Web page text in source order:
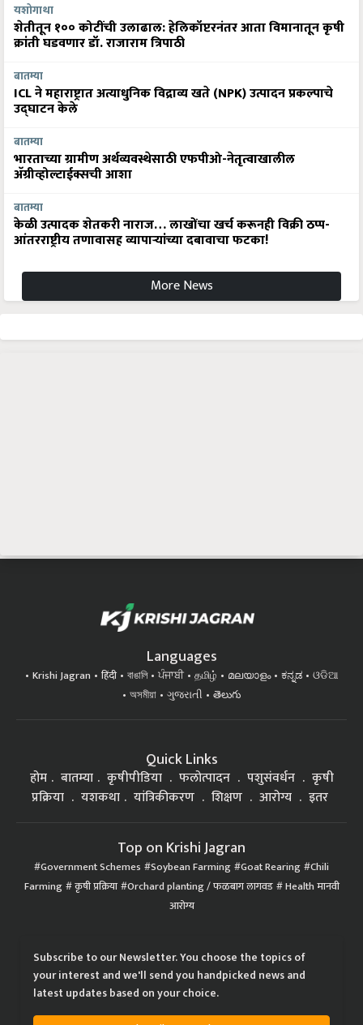
यशोगाथा
शेतीतून १०० कोटींची उलाढाल: हेलिकॉप्टरनंतर आता विमानातून कृषी
क्रांती घडवणार डॉ. राजाराम त्रिपाठी
बातम्या
ICL ने महाराष्ट्रात अत्याधुनिक विद्राव्य खते (NPK) उत्पादन प्रकल्पाचे
उद्घाटन केले
बातम्या
भारताच्या ग्रामीण अर्थव्यवस्थेसाठी एफपीओ-नेतृत्वाखालील
अ‍ॅग्रीव्होल्टाईक्सची आशा
बातम्या
केळी उत्पादक शेतकरी नाराज… लाखोंचा खर्च करूनही विक्री ठप्प-
आंतरराष्ट्रीय तणावासह व्यापाऱ्यांच्या दबावाचा फटका!
More News
Languages
Krishi Jagran हिंदी বাঙালি ਪੰਜਾਬੀ தமிழ் മലയാളം ಕನ್ನಡ
ଓଡିଆ
অসমীয়া
ગુજરાતી తెలుగు
Quick Links
होम बातम्या कृषीपीडिया फलोत्पादन पशुसंवर्धन
कृषी
प्रक्रिया
यशकथा यांत्रिकीकरण शिक्षण आरोग्य इतर
Top on Krishi Jagran
Government Schemes Soybean Farming Goat Rearing Chili
Farming कृषी प्रक्रिया Orchard planting / फळबाग लागवड Health मानवी
आरोग्य
Subscribe to our Newsletter. You choose the topics of
your interest and we'll send you handpicked news and
latest updates based on your choice.